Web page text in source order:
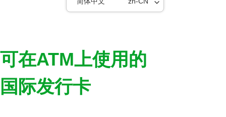
可在ATM上使用的
国际发行卡